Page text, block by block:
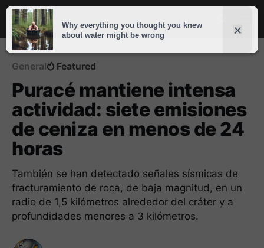
General Featured
Puracé mantiene intensa
actividad: siete emisiones
de ceniza en menos de 24
horas
También se han detectado señales sísmicas de
fracturamiento de roca, de baja magnitud, en un
radio de 1,5 kilómetros alrededor del cráter y a
profundidades menores a 3 kilómetros.